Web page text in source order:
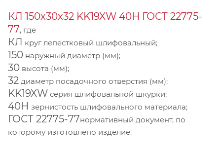
КЛ 150х30х32 KK19XW 40Н ГОСТ 22775-
77, где
КЛ круг лепестковый шлифовальный;
150 наружный диаметр (мм);
30 высота (мм);
32 диаметр посадочного отверстия (мм);
KK19XW серия шлифовальной шкурки;
40Н зернистость шлифовального материала;
ГОСТ 22775-77нормативный документ, по
которому изготовлено изделие.